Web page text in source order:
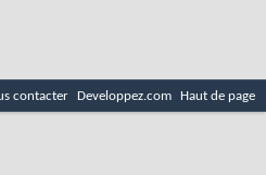
contacter Developpez.com Haut de page